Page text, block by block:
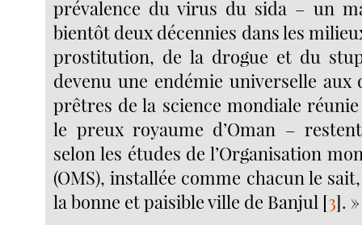
prévalence du virus du sida – un
bientôt deux décennies dans les
prostitution, de la drogue et du
devenu une endémie universelle aux
prêtres de la science mondiale
le preux royaume d’Oman –
selon les études de l’Organisation
(OMS), installée comme chacun le
la bonne et paisible ville de Banjul [3]. »